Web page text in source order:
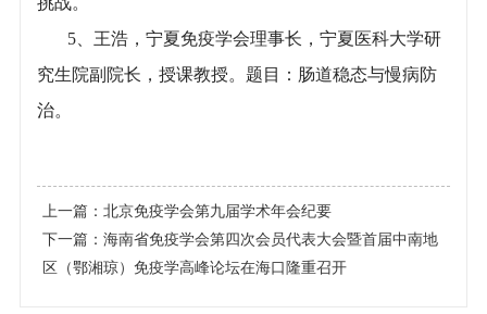
5、王浩，宁夏免疫学会理事长，宁夏医科大学研
究生院副院长，授课教授。题目：肠道稳态与慢病防
治。
上一篇： 北京免疫学会第九届学术年会纪要
下一篇： 海南省免疫学会第四次会员代表大会暨首届中南地
区（鄂湘琼）免疫学高峰论坛在海口隆重召开